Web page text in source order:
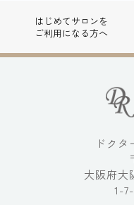
はじめてサロンを
ご利用になる方へ
ドク
大阪府大
1-